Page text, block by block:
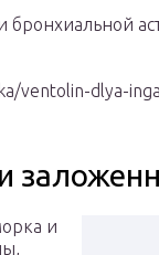
бронхиальной
ventolin-dlya-
и